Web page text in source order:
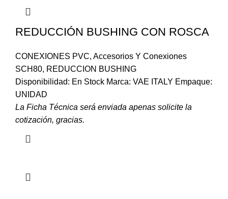
REDUCCIÓN BUSHING CON ROSCA
CONEXIONES PVC, Accesorios Y Conexiones
SCH80, REDUCCION BUSHING
Disponibilidad: En Stock Marca: VAE ITALY Empaque:
UNIDAD
La Ficha Técnica será enviada apenas solicite la
cotización, gracias.